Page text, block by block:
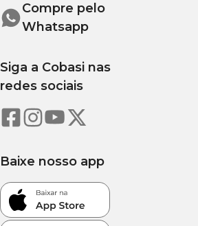
Compre pelo
Whatsapp
Siga a Cobasi nas
redes sociais
Baixe nosso app